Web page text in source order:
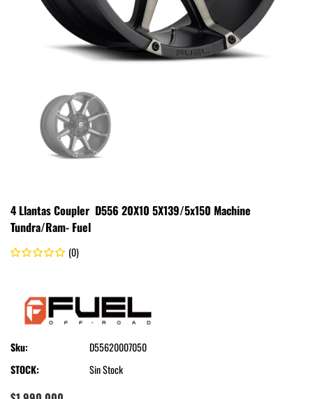
4 Llantas Coupler D556 20X10 5X139/5x150 Machine
Tundra/Ram- Fuel
(0)
Sku:
D55620007050
STOCK:
Sin Stock